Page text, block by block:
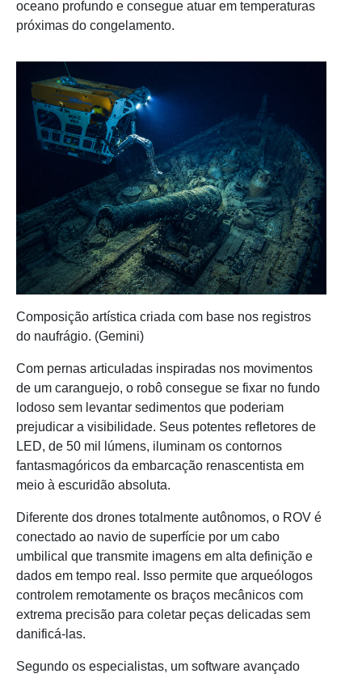
oceano profundo e consegue atuar em temperaturas
próximas do congelamento.
Composição artística criada com base nos registros
do naufrágio. (Gemini)
Com pernas articuladas inspiradas nos movimentos
de um caranguejo, o robô consegue se fixar no fundo
lodoso sem levantar sedimentos que poderiam
prejudicar a visibilidade. Seus potentes refletores de
LED, de 50 mil lúmens, iluminam os contornos
fantasmagóricos da embarcação renascentista em
meio à escuridão absoluta.
Diferente dos drones totalmente autônomos, o ROV é
conectado ao navio de superfície por um cabo
umbilical que transmite imagens em alta definição e
dados em tempo real. Isso permite que arqueólogos
controlem remotamente os braços mecânicos com
extrema precisão para coletar peças delicadas sem
danificá-las.
Segundo os especialistas, um software avançado